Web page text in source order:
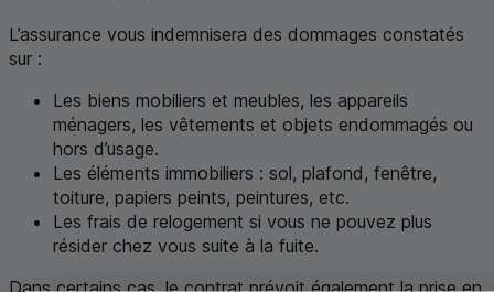
L’assurance vous indemnisera des dommages constatés
sur :
Les biens mobiliers et meubles, les appareils
ménagers, les vêtements et objets endommagés ou
hors d’usage.
Les éléments immobiliers : sol, plafond, fenêtre,
toiture, papiers peints, peintures, etc.
Les frais de relogement si vous ne pouvez plus
résider chez vous suite à la fuite.